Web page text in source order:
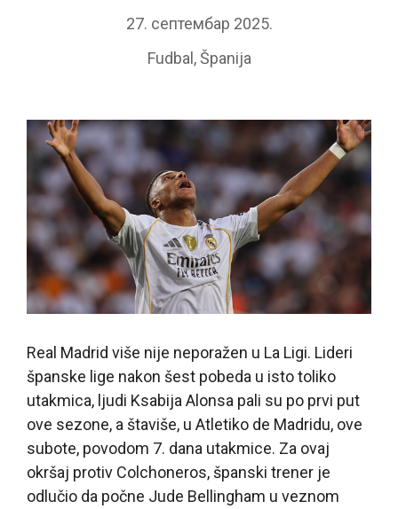
27. септембар 2025.
Fudbal ,Španija
Real Madrid više nije neporažen u La Ligi. Lideri
španske lige nakon šest pobeda u isto toliko
utakmica, ljudi Ksabija Alonsa pali su po prvi put
ove sezone, a štaviše, u Atletiko de Madridu, ove
subote, povodom 7. dana utakmice. Za ovaj
okršaj protiv Colchoneros, španski trener je
odlučio da počne Jude Bellingham u veznom